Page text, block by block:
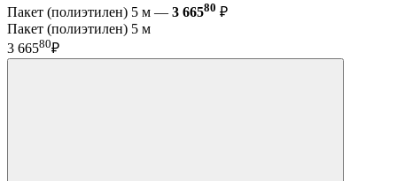
Пакет (полиэтилен) 5 м — 3 66580 ₽
Пакет (полиэтилен) 5 м
3 66580₽